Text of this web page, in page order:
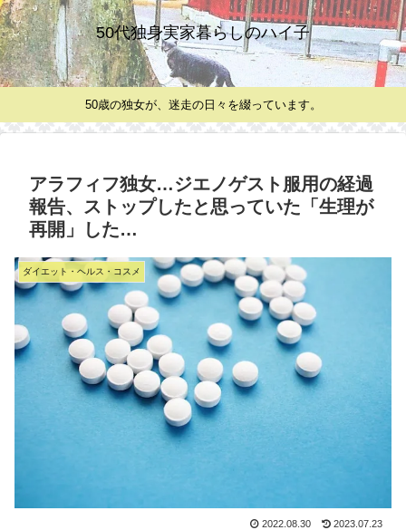
50代独身実家暮らしのハイ子
50歳の独女が、迷走の日々を綴っています。
アラフィフ独女…ジエノゲスト服用の経過
報告、ストップしたと思っていた「生理が
再開」した…
ダイエット・ヘルス・コスメ
2022.08.30 2023.07.23